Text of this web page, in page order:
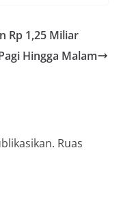
Rp 1,25 Miliar
Hingga Malam
Ruas